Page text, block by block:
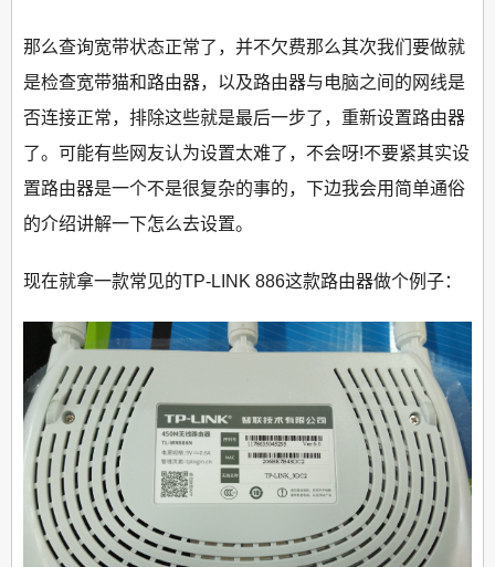
那么查询宽带状态正常了，并不欠费那么其次我们要做就
是检查宽带猫和路由器，以及路由器与电脑之间的网线是
否连接正常，排除这些就是最后一步了，重新设置路由器
了。可能有些网友认为设置太难了，不会呀!不要紧其实设
置路由器是一个不是很复杂的事的，下边我会用简单通俗
的介绍讲解一下怎么去设置。
现在就拿一款常见的TP-LINK 886这款路由器做个例子：